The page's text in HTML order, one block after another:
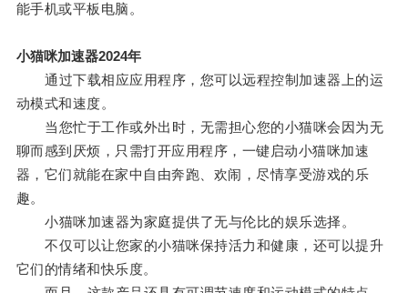
能手机或平板电脑。
小猫咪加速器2024年
通过下载相应应用程序，您可以远程控制加速器上的运
动模式和速度。
当您忙于工作或外出时，无需担心您的小猫咪会因为无
聊而感到厌烦，只需打开应用程序，一键启动小猫咪加速
器，它们就能在家中自由奔跑、欢闹，尽情享受游戏的乐
趣。
小猫咪加速器为家庭提供了无与伦比的娱乐选择。
不仅可以让您家的小猫咪保持活力和健康，还可以提升
它们的情绪和快乐度。